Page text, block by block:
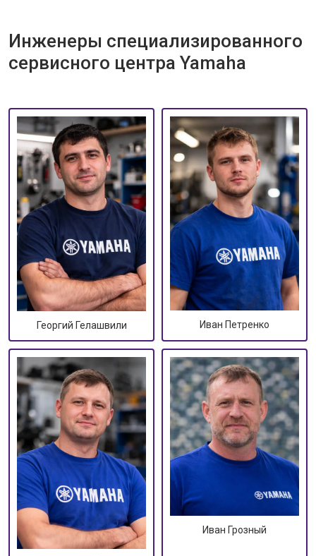
Инженеры специализированного
сервисного центра Yamaha
Георгий Гелашвили Иван Петренко
Иван Грозный